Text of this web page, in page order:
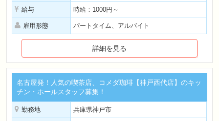
給与 時給：1000円～
雇用形態 パートタイム、アルバイト
詳細を見る
名古屋発！人気の喫茶店、コメダ珈琲【神戸西代店】のキッ
チン・ホールスタッフ募集！
勤務地 兵庫県神戸市